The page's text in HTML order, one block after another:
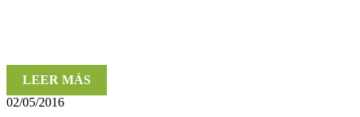
LEER MÁS
02/05/2016